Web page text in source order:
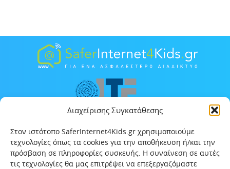
Διαχείρισης Συγκατάθεσης
Στον ιστότοπο SaferInternet4Kids.gr χρησιμοποιούμε
τεχνολογίες όπως τα cookies για την αποθήκευση ή/και την
πρόσβαση σε πληροφορίες συσκευής. Η συναίνεση σε αυτές
τις τεχνολογίες θα μας επιτρέψει να επεξεργαζόμαστε